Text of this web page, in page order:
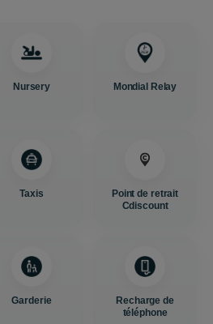
Nursery Mondial Relay
Taxis
Point de retrait
Cdiscount
Garderie
Recharge de
téléphone